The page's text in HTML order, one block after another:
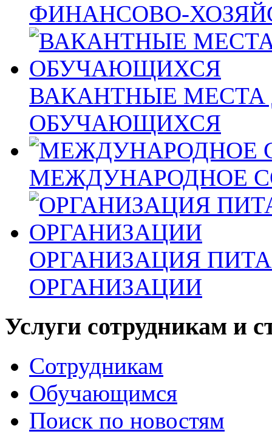
ФИНАНСОВО-
ВАКАНТНЫЕ МЕСТА
ОБУЧАЮЩИХСЯ
МЕЖДУНАРОДНОЕ
ОРГАНИЗАЦИЯ
ОРГАНИЗАЦИИ
Услуги сотрудникам и
Сотрудникам
Обучающимся
Поиск по новостям